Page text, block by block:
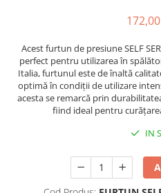
Acest furtun de presiune SELF
perfect pentru utilizarea în
Italia, furtunul este de înaltă
optimă în condiții de utilizare
acesta se remarcă prin
fiind ideal pentru
IN